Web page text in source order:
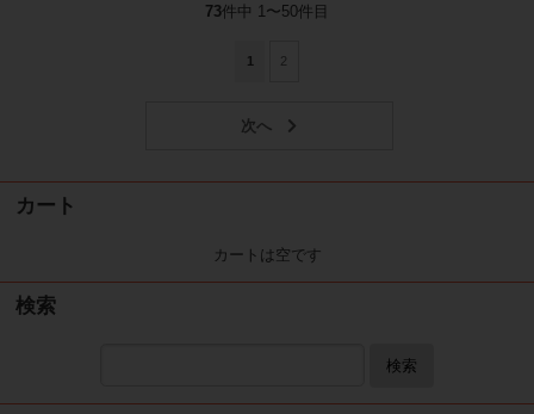
73件中 1〜50件目
1 2
カート
カートは空です
検索
検索